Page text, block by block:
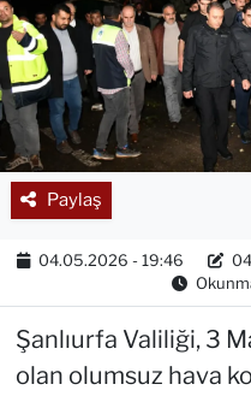
Paylaş
04.05.2026 - 19:46
Şanlıurfa Valiliği, 3
olan olumsuz hava